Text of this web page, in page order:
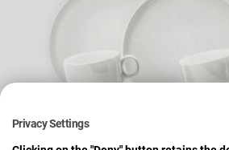
Privacy Settings